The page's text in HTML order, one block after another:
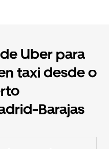
Uber para
taxi desde o
Barajas